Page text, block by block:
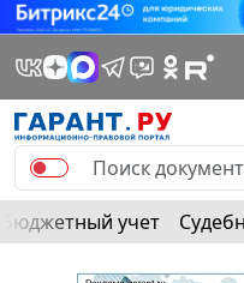
Бюджетный учет